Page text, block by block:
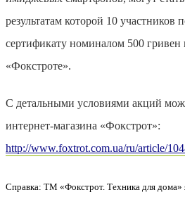
результатам которой 10 участников
сертификату номиналом 500 гривен
«Фокстроте».
С детальными условиями акций
интернет-магазина «Фокстрот»:
http://www.foxtrot.com.ua/ru/article/
Справка: ТМ «Фокстрот. Техника для дома»